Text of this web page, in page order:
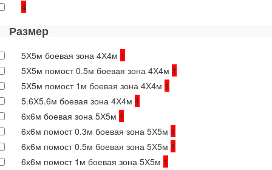
4
Размер
5Х5м боевая зона 4Х4м 1
5Х5м помост 0.5м боевая зона 4Х4м 1
5Х5м помост 1м боевая зона 4Х4м 1
5.6Х5.6м боевая зона 4Х4м 1
6х6м боевая зона 5Х5м 1
6х6м помост 0.3м боевая зона 5Х5м 1
6х6м помост 0.5м боевая зона 5Х5м 1
6х6м помост 1м боевая зона 5Х5м 1